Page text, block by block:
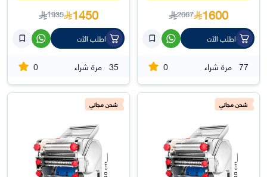
1600
2667
اطلب الآن
77 مرة شراء 0
1450
1935
اطلب الآن
35 مرة شراء 0
شحن مجاني شحن مجاني